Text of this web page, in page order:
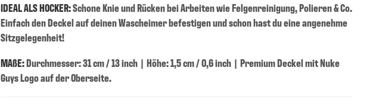
IDEAL ALS HOCKER:Schone Knie und Rücken bei Arbeiten wie Felgenreinigung, Polieren & Co.
Einfach den Deckel auf deinen Wascheimer befestigen und schon hast du eine angenehme
Sitzgelegenheit!
MAßE:Durchmesser: 31 cm / 13 inch | Höhe: 1,5 cm / 0,6 inch | Premium Deckel mit Nuke
Guys Logo auf der Oberseite.